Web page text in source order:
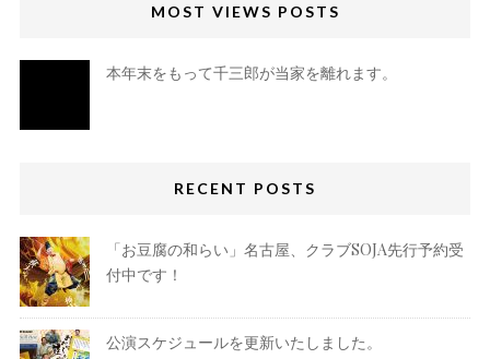
MOST VIEWS POSTS
本年末をもって千三郎が当家を離れます。
RECENT POSTS
「お豆腐の和らい」名古屋、クラブSOJA先行予約受
付中です！
公演スケジュールを更新いたしました。